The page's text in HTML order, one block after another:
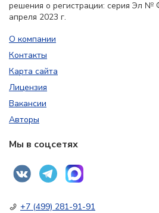
решения о регистрации: серия Эл №
апреля 2023 г.
О компании
Контакты
Карта сайта
Лицензия
Вакансии
Авторы
Мы в соцсетях
+7 (499) 281-91-91